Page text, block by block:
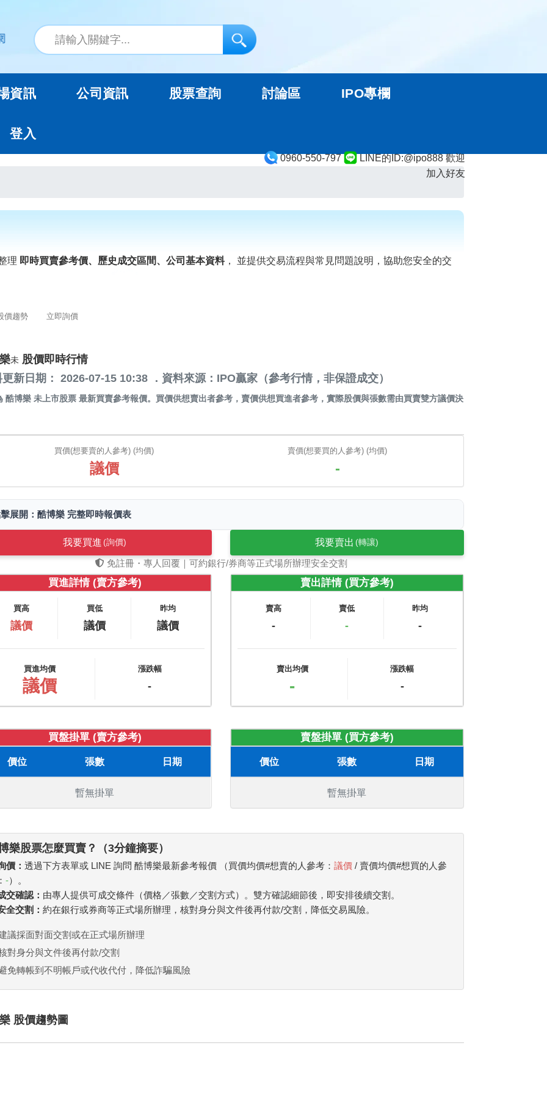
0960-550-797
LINE的ID:@ipo888 歡迎
加入好友
資訊 公司資訊 股票查詢 討論區 IPO專欄
登入
理 即時買賣參考價、歷史成交區間、公司基本資料， 並提供交易流程與常見問題說明，協助您安全的交
價趨勢 立即詢價
未 股價即時行情
更新日期： 2026-07-15 10:38 ．資料來源：IPO贏家（參考行情，非保證成交）
酷博樂 未上市股票 最新買賣參考報價。買價供想賣出者參考，賣價供想買進者參考，實際股價與張數需由買賣雙方議價決
買價(想要賣的人參考) (均價)
議價
賣價(想要買的人參考) (均價)
-
展開：酷博樂 完整即時報價表
我要買進 (詢價) 我要賣出 (轉讓)
免註冊・專人回覆｜可約銀行/券商等正式場所辦理安全交割
買進詳情 (賣方參考)
買高
議價
買低
議價
昨均
議價
買進均價
議價
漲跌幅
-
賣出詳情 (買方參考)
賣高
-
賣低
-
昨均
-
賣出均價
-
漲跌幅
-
買盤掛單 (賣方參考)
價位 張數 日期
暫無掛單
賣盤掛單 (買方參考)
價位 張數 日期
暫無掛單
樂股票怎麼買賣？（3分鐘摘要）
價：透過下方表單或 LINE 詢問 酷博樂最新參考報價 （買價均價#想賣的人參考：議價 / 賣價均價#想買的人參
-）。
交確認： 由專人提供可成交條件（價格／張數／交割方式）。雙方確認細節後，即安排後續交割。
全交割：約在銀行或券商等正式場所辦理，核對身分與文件後再付款/交割，降低交易風險。
議採面對面交割或在正式場所辦理
對身分與文件後再付款/交割
免轉帳到不明帳戶或代收代付，降低詐騙風險
股價趨勢圖